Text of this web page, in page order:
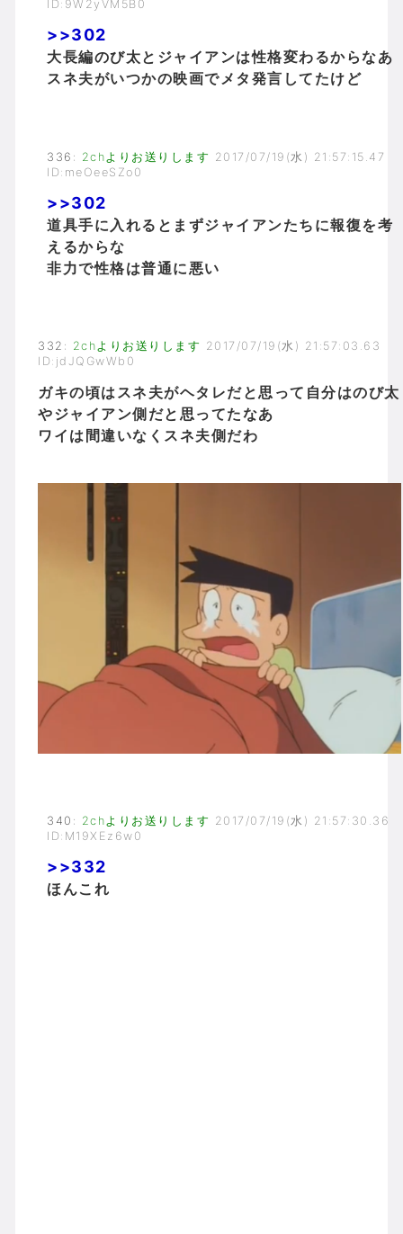
ID:9W2yVM5B0
>>302
大長編のび太とジャイアンは性格変わるからなあ
スネ夫がいつかの映画でメタ発言してたけど
336 : 2chよりお送りします 2017/07/19(水) 21:57:15.47
ID:meOeeSZo0
>>302
道具手に入れるとまずジャイアンたちに報復を考
えるからな
非力で性格は普通に悪い
332 : 2chよりお送りします 2017/07/19(水) 21:57:03.63
ID:jdJQGwWb0
ガキの頃はスネ夫がヘタレだと思って自分はのび太
やジャイアン側だと思ってたなあ
ワイは間違いなくスネ夫側だわ
340 : 2chよりお送りします 2017/07/19(水) 21:57:30.36
ID:M19XEz6w0
>>332
ほんこれ